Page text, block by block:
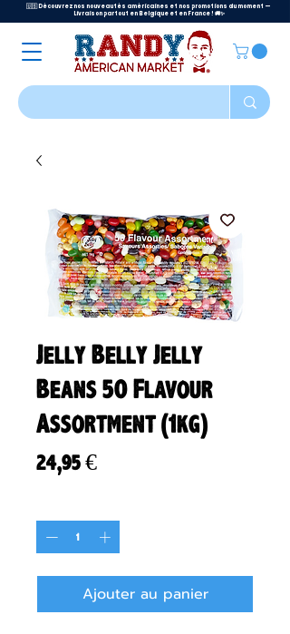
🇺🇸 Découvrez nos nouveautés américaines et nos promotions du moment —
Livraison partout en Belgique et en France ! 🚚✨
Jelly Belly Jelly
Beans 50 Flavour
Assortment (1kg)
24,95 €Prix
Ajouter au panier